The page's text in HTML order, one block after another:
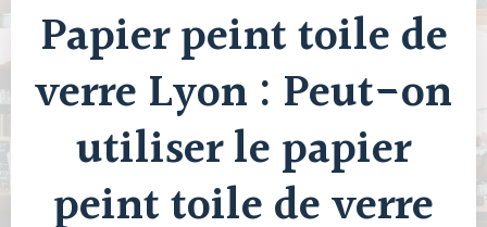
Papier peint toile de
verre Lyon : Peut-on
utiliser le papier
peint toile de verre